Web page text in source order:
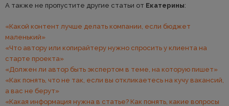
А также не пропустите другие статьи от Екатерины:
«Какой контент лучше делать компании, если бюджет
маленький»
«Что автору или копирайтеру нужно спросить у клиента на
старте проекта»
«Должен ли автор быть экспертом в теме, на которую пишет»
«Как понять, что не так, если вы откликаетесь на кучу вакансий,
а вас не берут»
«Какая информация нужна в статье? Как понять, какие вопросы